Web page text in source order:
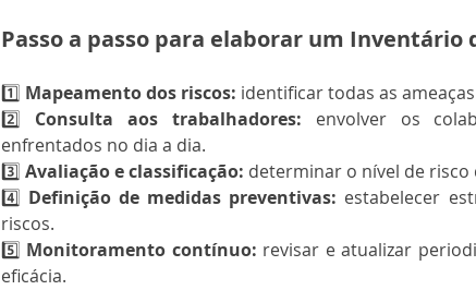
Passo a passo para elaborar um Inventário
1️⃣ Mapeamento dos riscos: identificar todas as
2️⃣ Consulta aos trabalhadores: envolver os
enfrentados no dia a dia.
3️⃣ Avaliação e classificação: determinar o nível de risco
4️⃣ Definição de medidas preventivas: estabelecer
riscos.
5️⃣ Monitoramento contínuo: revisar e atualizar
eficácia.